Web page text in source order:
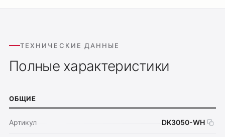
ТЕХНИЧЕСКИЕ ДАННЫЕ
Полные характеристики
ОБЩИЕ
Артикул DK3050-WH